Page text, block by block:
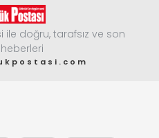
ile doğru, tarafsız ve son